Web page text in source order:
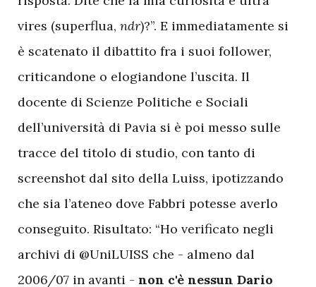
vires (superflua, ndr)?”. E immediatamente si
è scatenato il dibattito fra i suoi follower,
criticandone o elogiandone l’uscita. Il
docente di Scienze Politiche e Sociali
dell’università di Pavia si è poi messo sulle
tracce del titolo di studio, con tanto di
screenshot dal sito della Luiss, ipotizzando
che sia l’ateneo dove Fabbri potesse averlo
conseguito. Risultato: “Ho verificato negli
archivi di @UniLUISS che - almeno dal
2006/07 in avanti - non c'è nessun Dario